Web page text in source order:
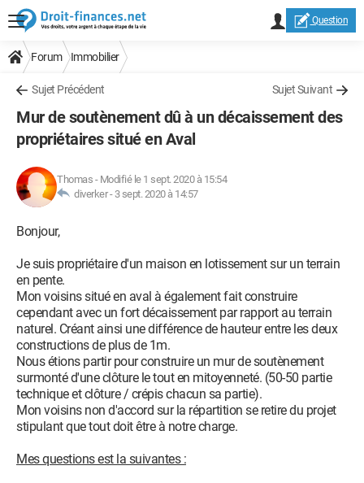
Question
Forum Immobilier
Sujet Précédent Sujet Suivant
Mur de soutènement dû à un décaissement des
propriétaires situé en Aval
Thomas - Modifié le 1 sept. 2020 à 15:54
diverker - 3 sept. 2020 à 14:57
Bonjour,
Je suis propriétaire d'un maison en lotissement sur un terrain
en pente.
Mon voisins situé en aval à également fait construire
cependant avec un fort décaissement par rapport au terrain
naturel. Créant ainsi une différence de hauteur entre les deux
constructions de plus de 1m.
Nous étions partir pour construire un mur de soutènement
surmonté d'une clôture le tout en mitoyenneté. (50-50 partie
technique et clôture / crépis chacun sa partie).
Mon voisins non d'accord sur la répartition se retire du projet
stipulant que tout doit être à notre charge.
Mes questions est la suivantes :